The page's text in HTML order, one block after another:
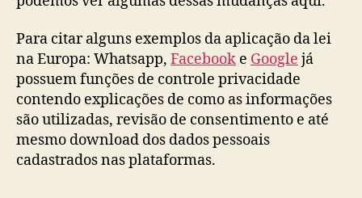
Para citar alguns exemplos da aplicação da lei
na Europa: Whatsapp, Facebook e Google já
possuem funções de controle privacidade
contendo explicações de como as informações
são utilizadas, revisão de consentimento e até
mesmo download dos dados pessoais
cadastrados nas plataformas.